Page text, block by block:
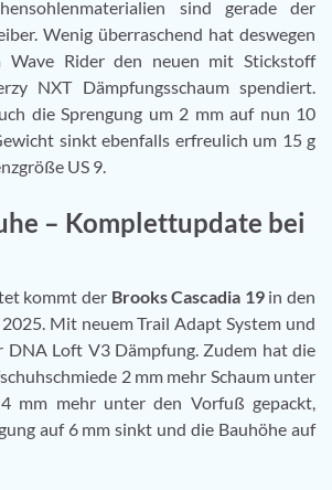
sind gerade der
Wenig überraschend hat deswegen
Wave Rider den neuen mit Stickstoff
NXT Dämpfungsschaum spendiert.
die Sprengung um 2 mm auf nun 10
sinkt ebenfalls erfreulich um 15 g
US 9.
– Komplettupdate bei
kommt derBrooks Cascadia 19in den
Mit neuem Trail Adapt System und
DNA Loft V3 Dämpfung. Zudem hat die
2 mm mehr Schaum unter
mm mehr unter den Vorfuß gepackt,
auf 6 mm sinkt und die Bauhöhe auf